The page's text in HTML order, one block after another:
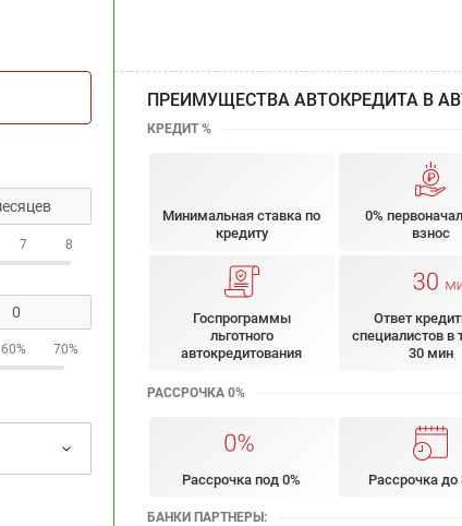
7 8
60% 70%
ПРЕИМУЩЕСТВА АВТОКРЕДИТА В
КРЕДИТ %
Минимальная ставка по
кредиту
0%
взнос
Госпрограммы
льготного
автокредитования
Ответ
специалистов в
30 мин
РАССРОЧКА 0%
Рассрочка под 0% Рассрочка до
БАНКИ ПАРТНЕРЫ: